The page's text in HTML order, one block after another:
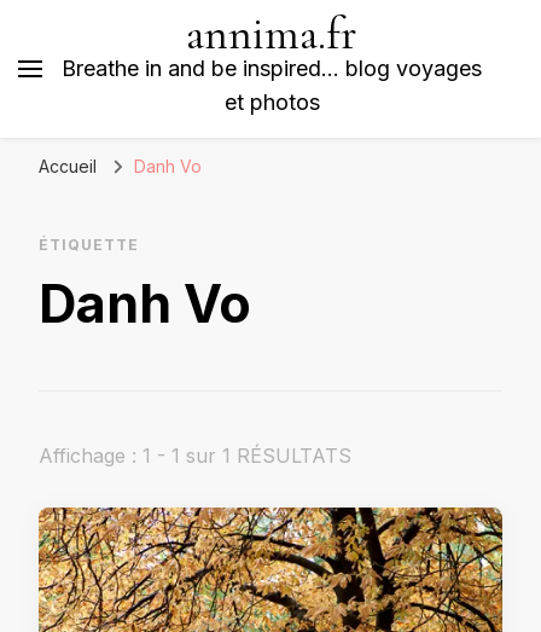
annima.fr
Breathe in and be inspired… blog voyages
et photos
Accueil Danh Vo
ÉTIQUETTE
Danh Vo
Affichage : 1 - 1 sur 1 RÉSULTATS